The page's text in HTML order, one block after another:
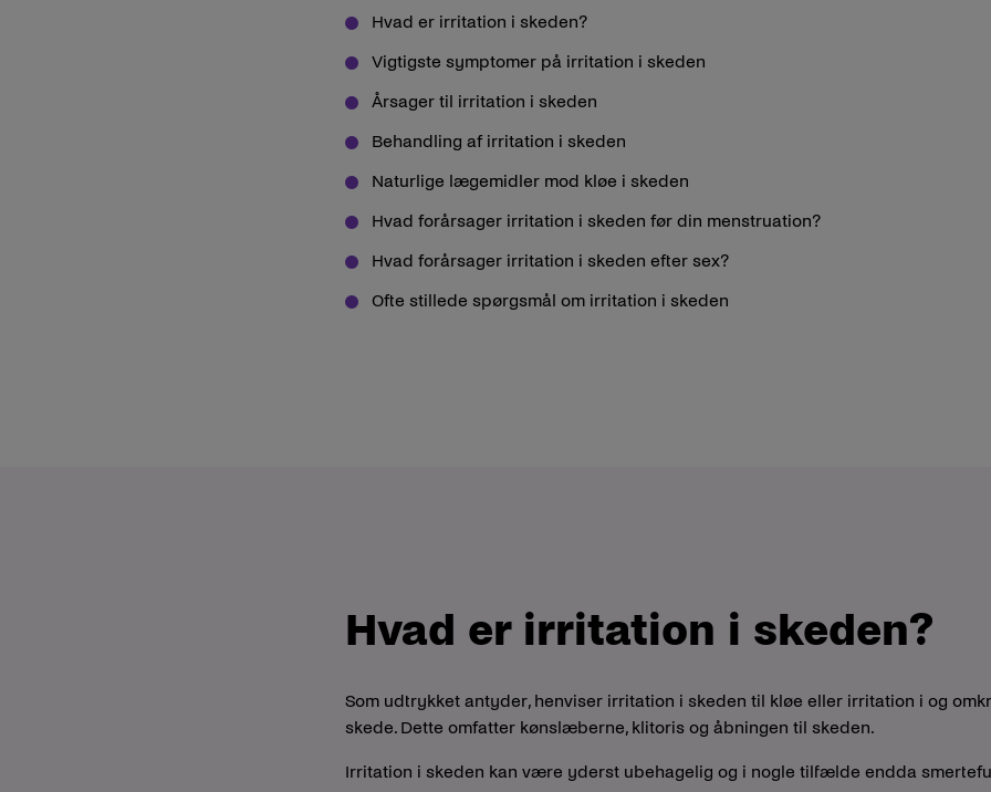
Hvad er irritation i skeden?
Vigtigste symptomer på irritation i skeden
Årsager til irritation i skeden
Behandling af irritation i skeden
Naturlige lægemidler mod kløe i skeden
Hvad forårsager irritation i skeden før din menstruation?
Hvad forårsager irritation i skeden efter sex?
Ofte stillede spørgsmål om irritation i skeden
Hvad er irritation i skeden?
Som udtrykket antyder, henviser irritation i skeden til kløe eller irritation i og
skede. Dette omfatter kønslæberne, klitoris og åbningen til skeden.
Irritation i skeden kan være yderst ubehagelig og i nogle tilfælde endda